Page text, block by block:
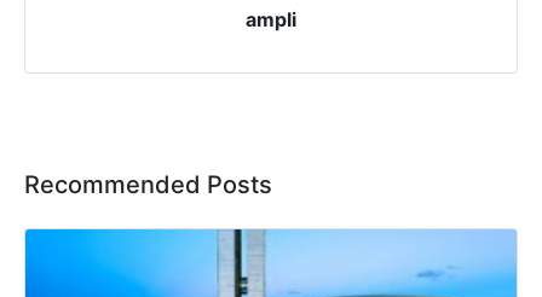
ampli
Recommended Posts